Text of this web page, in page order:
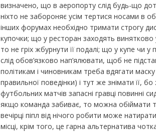
визначено, що в аеропорту слід будь-що
ніхто не забороняє усім тертися носами в
інших форумах необхідно тримати строгу
купочки; що у ресторан заходять винятково
то не гріх жбурнути її подалі; що у купе чи у
слід обов’язково нап’ялювати, щоб не
політикам і чиновникам треба вдягати
правильної поведінки) і тут же знімати її,
футбольних матчів запасні гравці повинні
якщо команда забиває, то можна обіймати
вечірці піпл від нічого робити може
місці, крім того, це гарна альтернатива